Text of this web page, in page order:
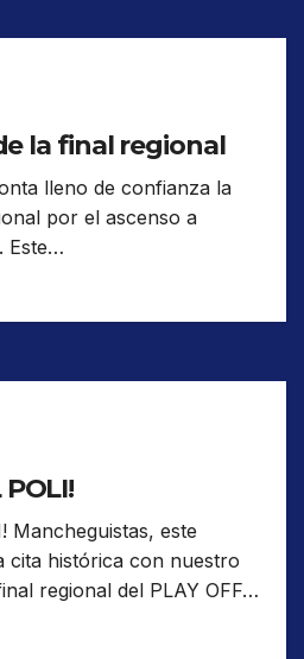
la final regional
lleno de confianza la
por el ascenso a
Este…
POLI!
Mancheguistas, este
cita histórica con nuestro
regional del PLAY OFF…